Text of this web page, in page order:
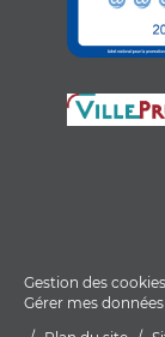
Gestion des cookies
Gérer mes